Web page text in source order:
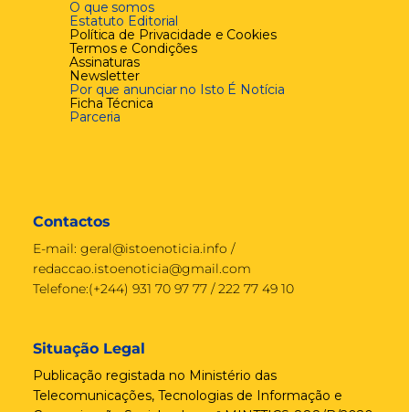
O que somos
Estatuto Editorial
Política de Privacidade e Cookies
Termos e Condições
Assinaturas
Newsletter
Por que anunciar no Isto É Notícia
Ficha Técnica
Parceria
Contactos
E-mail: geral@istoenoticia.info /
redaccao.istoenoticia@gmail.com
Telefone:(+244) 931 70 97 77 / 222 77 49 10
Situação Legal
Publicação registada no Ministério das
Telecomunicações, Tecnologias de Informação e